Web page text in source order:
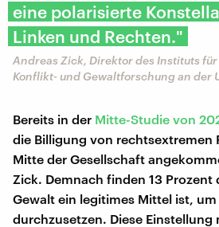
eine polarisierte
Linken und Rechten."
Andreas Zick, Direktor des Instituts
Konflikt- und Gewaltforschung an der
Bereits in der Mitte-Studie von
die Billigung von rechtsextremen
Mitte der Gesellschaft
Zick. Demnach finden 13 Prozent
Gewalt ein legitimes Mittel ist,
durchzusetzen. Diese Einstellung